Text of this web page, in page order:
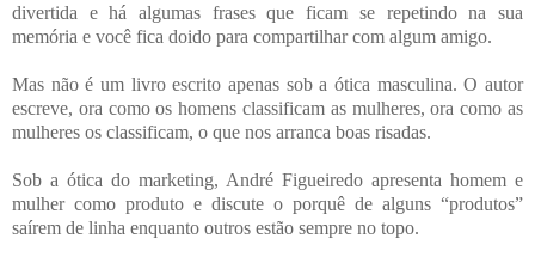
divertida e há algumas frases que ficam se repetindo na sua
memória e você fica doido para compartilhar com algum amigo.
Mas não é um livro escrito apenas sob a ótica masculina. O autor
escreve, ora como os homens classificam as mulheres, ora como as
mulheres os classificam, o que nos arranca boas risadas.
Sob a ótica do marketing, André Figueiredo apresenta homem e
mulher como produto e discute o porquê de alguns “produtos”
saírem de linha enquanto outros estão sempre no topo.